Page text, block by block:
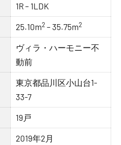
1R – 1LDK
25.10m2 – 35.75m2
ヴィラ・ハーモニー不
動前
東京都品川区小山台1-
33-7
19戸
2019年2月